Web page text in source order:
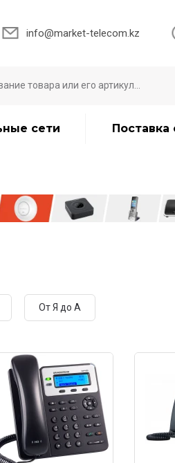
info@market-telecom.kz
сети Поставка
От Я до А